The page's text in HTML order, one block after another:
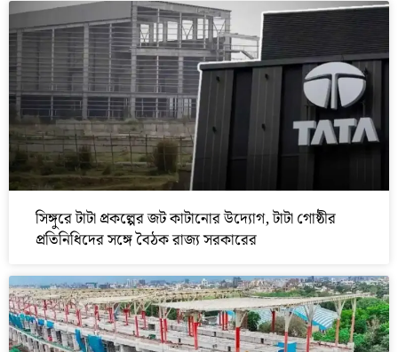
সিঙ্গুরে টাটা প্রকল্পের জট কাটানোর উদ্যোগ, টাটা গোষ্ঠীর
প্রতিনিধিদের সঙ্গে বৈঠক রাজ্য সরকারের